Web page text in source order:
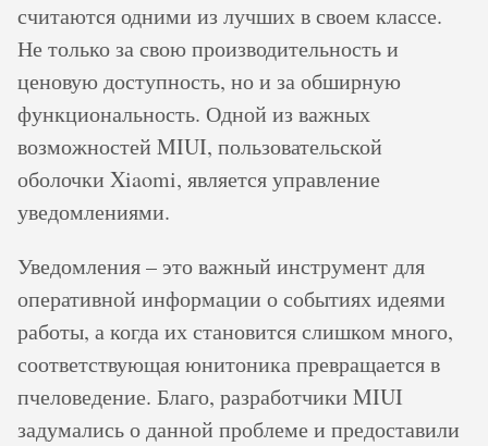
считаются одними из лучших в своем классе.
Не только за свою производительность и
ценовую доступность, но и за обширную
функциональность. Одной из важных
возможностей MIUI, пользовательской
оболочки Xiaomi, является управление
уведомлениями.
Уведомления – это важный инструмент для
оперативной информации о событиях идеями
работы, а когда их становится слишком много,
соответствующая юнитоника превращается в
пчеловедение. Благо, разработчики MIUI
задумались о данной проблеме и предоставили